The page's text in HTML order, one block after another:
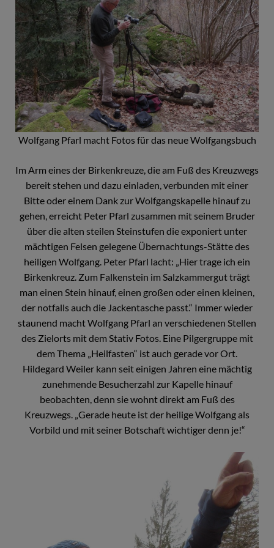
Wolfgang Pfarl macht Fotos für das neue Wolfgangsbuch
Im Arm eines der Birkenkreuze, die am Fuß des Kreuzwegs
bereit stehen und dazu einladen, verbunden mit einer
Bitte oder einem Dank zur Wolfgangskapelle hinauf zu
gehen, erreicht Peter Pfarl zusammen mit seinem Bruder
über die alten steilen Steinstufen die exponiert unter
mächtigen Felsen gelegene Übernachtungs-Stätte des
heiligen Wolfgang. Peter Pfarl lacht: „Hier trage ich ein
Birkenkreuz. Zum Falkenstein im Salzkammergut trägt
man einen Stein hinauf, einen großen oder einen kleinen,
der notfalls auch die Jackentasche passt.“ Immer wieder
staunend macht Wolfgang Pfarl an verschiedenen Stellen
des Zielorts mit dem Stativ Fotos. Eine Pilgergruppe mit
dem Thema „Heilfasten“ ist auch gerade vor Ort.
Hildegard Weiler kann seit einigen Jahren eine mächtig
zunehmende Besucherzahl zur Kapelle hinauf
beobachten, denn sie wohnt direkt am Fuß des
Kreuzwegs. „Gerade heute ist der heilige Wolfgang als
Vorbild und mit seiner Botschaft wichtiger denn je!“